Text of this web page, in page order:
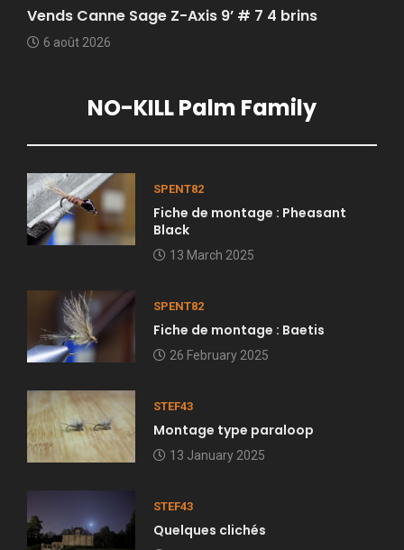
Vends Canne Sage Z-Axis 9’ # 7 4 brins
6 août 2026
NO-KILL Palm Family
SPENT82
Fiche de montage : Pheasant
Black
13 March 2025
SPENT82
Fiche de montage : Baetis
26 February 2025
STEF43
Montage type paraloop
13 January 2025
STEF43
Quelques clichés